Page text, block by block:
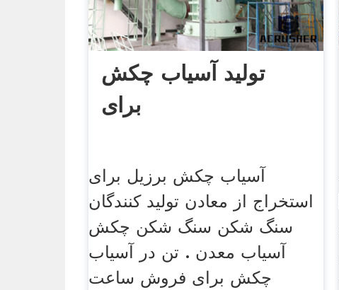
تولید آسیاب چکش
برای
آسیاب چکش برزیل برای
استخراج از معادن تولید کنندگان
سنگ شکن سنگ شکن چکش
آسیاب معدن . تن در آسیاب
چکش برای فروش ساعت